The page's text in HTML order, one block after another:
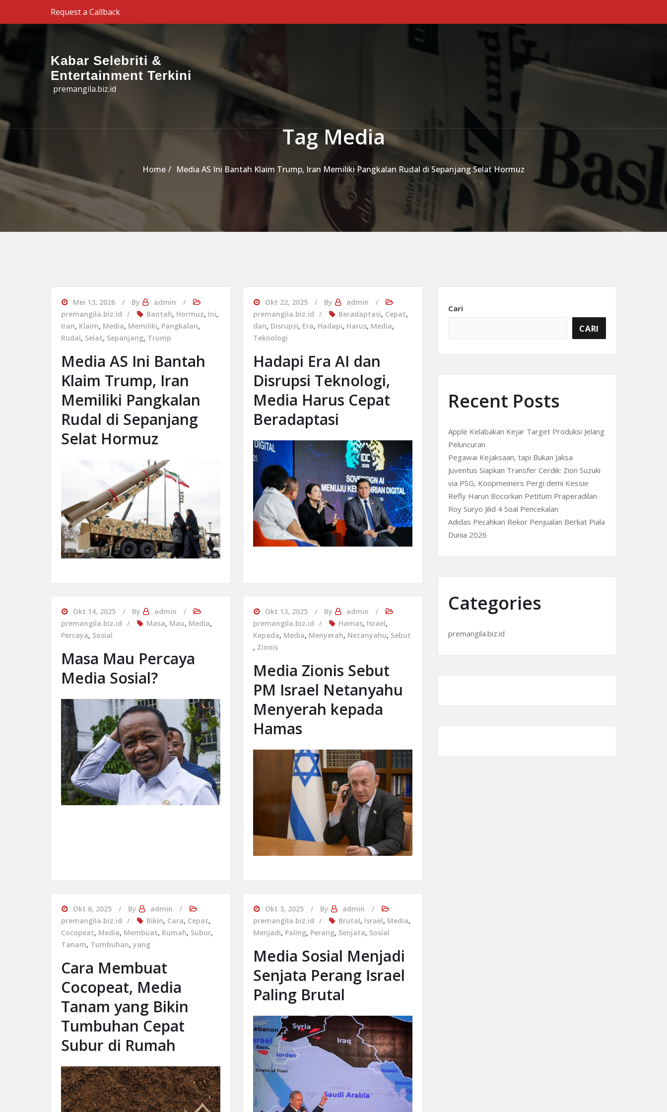
Skip to the contentRequest a Callback
Kabar Selebriti &
Entertainment Terkini
premangila.biz.id
Primary Menu
Tag Media
Home Media AS Ini Bantah Klaim Trump, Iran Memiliki Pangkalan Rudal di Sepanjang Selat Hormuz
Mei 13, 2026 By
admin
premangila.biz.id
Bantah, Hormuz, Ini,
Iran, Klaim, Media, Memiliki, Pangkalan,
Rudal, Selat, Sepanjang, Trump
Media AS Ini Bantah
Klaim Trump, Iran
Memiliki Pangkalan
Rudal di Sepanjang
Selat Hormuz
Okt 22, 2025 By
admin
premangila.biz.id
Beradaptasi, Cepat,
dan, Disrupsi, Era, Hadapi, Harus, Media,
Teknologi
Hadapi Era AI dan
Disrupsi Teknologi,
Media Harus Cepat
Beradaptasi
Okt 14, 2025 By
admin
premangila.biz.id
Masa, Mau, Media,
Percaya, Sosial
Masa Mau Percaya
Media Sosial?
Okt 13, 2025 By
admin
premangila.biz.id
Hamas, Israel,
Kepada, Media, Menyerah, Netanyahu, Sebut
, Zionis
Media Zionis Sebut
PM Israel Netanyahu
Menyerah kepada
Hamas
Okt 6, 2025 By
admin
premangila.biz.id
Bikin, Cara, Cepat,
Cocopeat, Media, Membuat, Rumah, Subur,
Tanam, Tumbuhan, yang
Cara Membuat
Cocopeat, Media
Tanam yang Bikin
Tumbuhan Cepat
Subur di Rumah
Okt 3, 2025 By
admin
premangila.biz.id
Brutal, Israel, Media,
Menjadi, Paling, Perang, Senjata, Sosial
Media Sosial Menjadi
Senjata Perang Israel
Paling Brutal
Cari
CARI
Recent Posts
Apple Kelabakan Kejar Target Produksi Jelang
Peluncuran
Pegawai Kejaksaan, tapi Bukan Jaksa
Juventus Siapkan Transfer Cerdik: Zion Suzuki
via PSG, Koopmeiners Pergi demi Kessie
Refly Harun Bocorkan Petitum Praperadilan
Roy Suryo Jilid 4 Soal Pencekalan
Adidas Pecahkan Rekor Penjualan Berkat Piala
Dunia 2026
Categories
premangila.biz.id